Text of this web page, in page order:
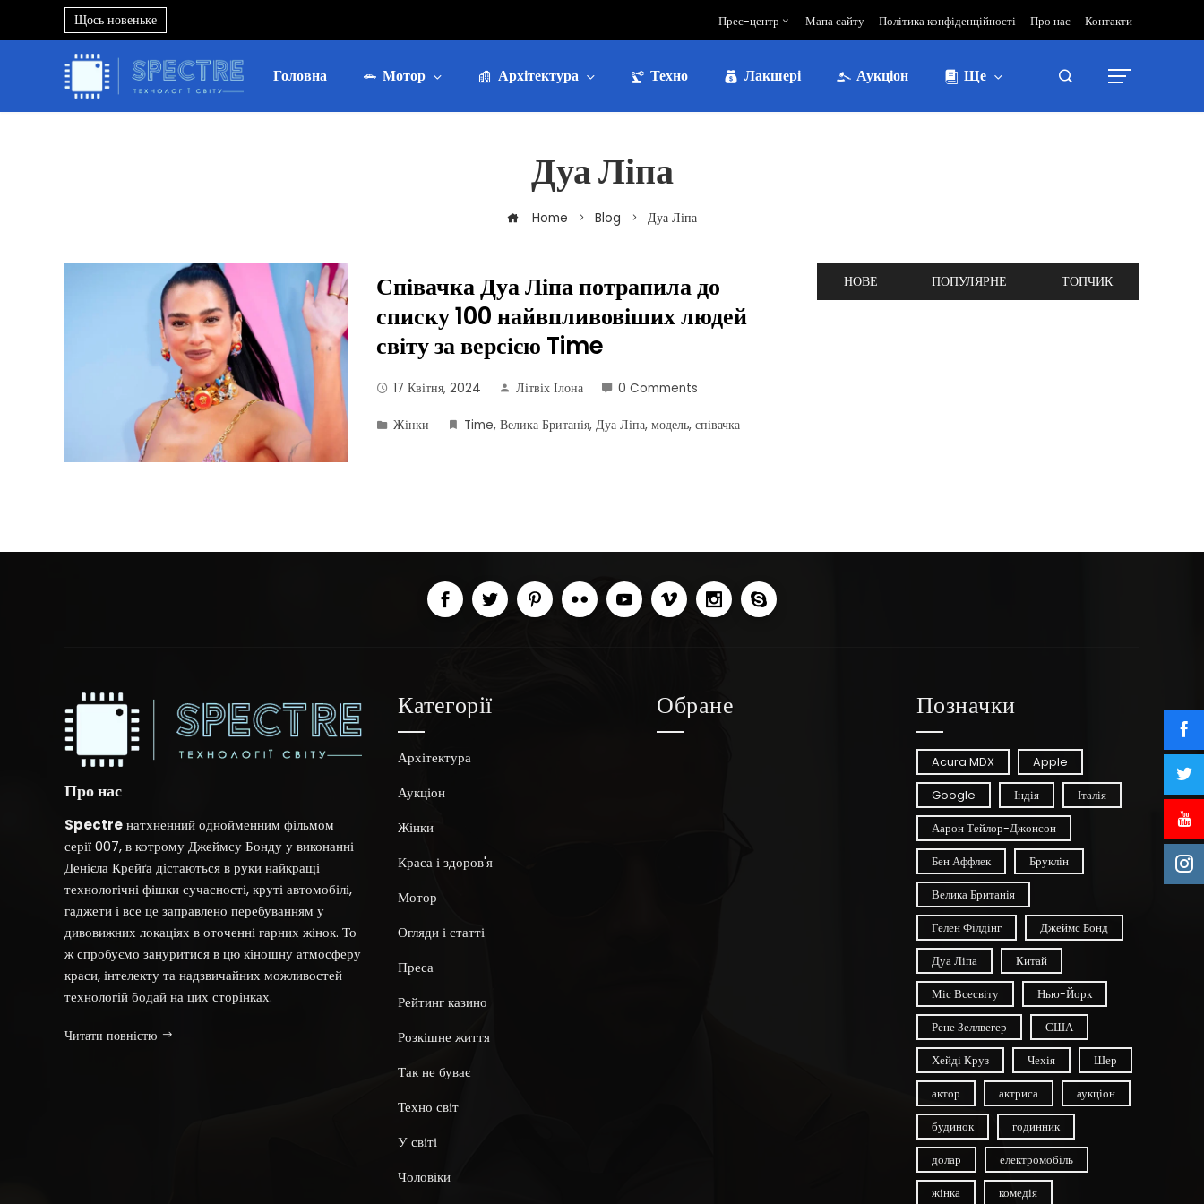
Щось новеньке Прес-центр Мапа сайту Політика конфіденційності Про нас Контакти
Головна Мотор Архітектура Техно Лакшері Аукціон Ще
Дуа Ліпа
Home Blog Дуа Ліпа
Співачка Дуа Ліпа потрапила до
списку 100 найвпливовіших людей
світу за версією Time
17 Квітня, 2024 Літвіх Ілона 0 Comments
Жінки Time,Велика Британія,Дуа Ліпа,модель,співачка
НОВЕ ПОПУЛЯРНЕ ТОПЧИК
Про нас
Spectreнатхненний однойменним фільмом
серії 007, в котрому Джеймсу Бонду у виконанні
Денієла Крейґа дістаються в руки найкращі
технологічні фішки сучасності, круті автомобілі,
гаджети і все це заправлено перебуванням у
дивовижних локаціях в оточенні гарних жінок. То
ж спробуємо зануритися в цю кіношну атмосферу
краси, інтелекту та надзвичайних можливостей
технологій бодай на цих сторінках.
Читати повністю
Категорії
Архітектура
Аукціон
Жінки
Краса і здоров'я
Мотор
Огляди і статті
Преса
Рейтинг казино
Розкішне життя
Так не буває
Техно світ
У світі
Чоловіки
Обране Позначки
Acura MDX Apple
Google Індія Італія
Аарон Тейлор-Джонсон
Бен Аффлек Бруклін
Велика Британія
Гелен Філдінг Джеймс Бонд
Дуа Ліпа Китай
Міс Всесвіту Нью-Йорк
Рене Зеллвегер США
Хейді Круз Чехія Шер
актор актриса аукціон
будинок годинник
долар електромобіль
жінка комедія